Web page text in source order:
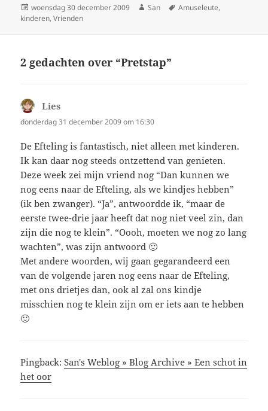
Geplaatst
op
woensdag 30 december 2009 Auteur
San Tags
Amuseleute,
kinderen,Vrienden
2 gedachten over “Pretstap”
Lies
donderdag 31 december 2009 om 16:30
De Efteling is fantastisch, niet alleen met kinderen.
Ik kan daar nog steeds ontzettend van genieten.
Deze week zei mijn vriend nog “Dan kunnen we
nog eens naar de Efteling, als we kindjes hebben”
(ik ben zwanger). “Ja”, antwoordde ik, “maar de
eerste twee-drie jaar heeft dat nog niet veel zin, dan
zijn die nog te klein”. “Oooh, moeten we nog zo lang
wachten”, was zijn antwoord 🙂
Met andere woorden, wij gaan gegarandeerd een
van de volgende jaren nog eens naar de Efteling,
met ons drietjes dan, ook al zal ons kindje
misschien nog te klein zijn om er iets aan te hebben
🙂
Pingback:San's Weblog » Blog Archive » Een schot in
het oor